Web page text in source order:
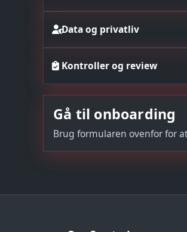
Data og privatliv
Kontroller og review
Gå til onboarding
Brug formularen ovenfor for